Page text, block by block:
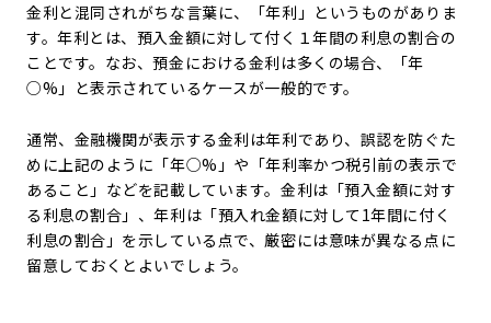
金利と混同されがちな言葉に、「年利」というものがありま
す。年利とは、預入金額に対して付く１年間の利息の割合の
ことです。なお、預金における金利は多くの場合、「年
○%」と表示されているケースが一般的です。
通常、金融機関が表示する金利は年利であり、誤認を防ぐた
めに上記のように「年○%」や「年利率かつ税引前の表示で
あること」などを記載しています。金利は「預入金額に対す
る利息の割合」、年利は「預入れ金額に対して1年間に付く
利息の割合」を示している点で、厳密には意味が異なる点に
留意しておくとよいでしょう。